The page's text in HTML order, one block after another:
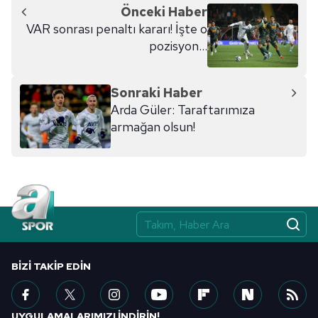
Önceki Haber
VAR sonrası penaltı kararı! İşte o
pozisyon...
Sonraki Haber
Arda Güler: Taraftarımıza
armağan olsun!
BIZI TAKIP EDIN